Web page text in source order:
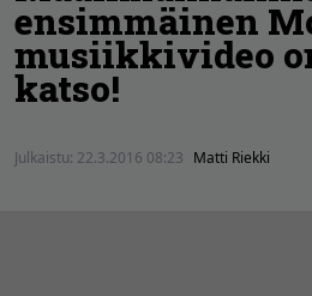
ensimmäinen
musiikkivideo
katso!
Julkaistu: 22.3.2016 08:23 Matti Riekki